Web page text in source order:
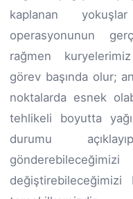
kaplanan
operasyonunun
rağmen
görev başında olur;
noktalarda esnek
tehlikeli boyutta
durumu